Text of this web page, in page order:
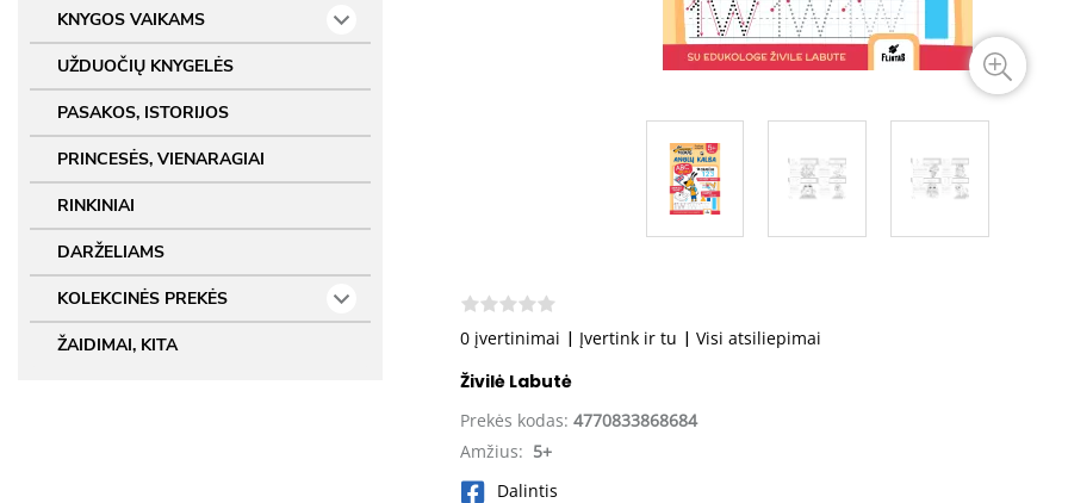
KNYGOS VAIKAMS
UŽDUOČIŲ KNYGELĖS
PASAKOS, ISTORIJOS
PRINCESĖS, VIENARAGIAI
RINKINIAI
DARŽELIAMS
KOLEKCINĖS PREKĖS
ŽAIDIMAI, KITA 0 įvertinimai | Įvertink ir tu | Visi atsiliepimai
Živilė Labutė
Prekės kodas: 4770833868684
Amžius: 5+
Dalintis